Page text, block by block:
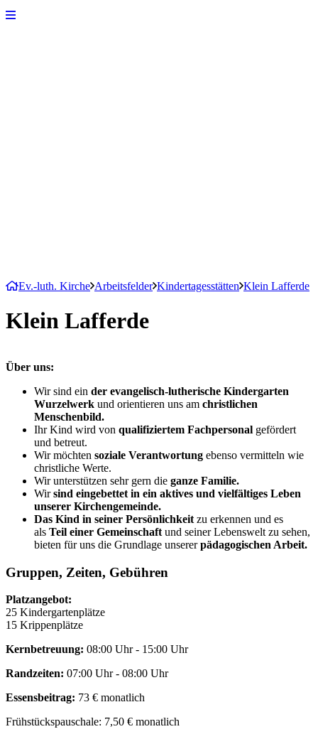
Ev.-luth. Kirche Arbeitsfelder Kindertagesstätten Klein Lafferde
Klein Lafferde
Über uns:
Wir sind ein der evangelisch-lutherische Kindergarten
Wurzelwerk und orientieren uns am christlichen
Menschenbild.
Ihr Kind wird von qualifiziertem Fachpersonal gefördert
und betreut.
Wir möchten soziale Verantwortung ebenso vermitteln wie
christliche Werte.
Wir unterstützen sehr gern die ganze Familie.
Wirsind eingebettet in ein aktives und vielfältiges Leben
unserer Kirchengemeinde.
Das Kind in seiner Persönlichkeit zu erkennen und es
als Teil einer Gemeinschaft und seiner Lebenswelt zu sehen,
bieten für uns die Grundlage unsererpädagogischen Arbeit.
Gruppen, Zeiten, Gebühren
Platzangebot:
25 Kindergartenplätze
15 Krippenplätze
Kernbetreuung: 08:00 Uhr - 15:00 Uhr
Randzeiten: 07:00 Uhr - 08:00 Uhr
Essensbeitrag: 73 € monatlich
Frühstückspauschale: 7,50 € monatlich